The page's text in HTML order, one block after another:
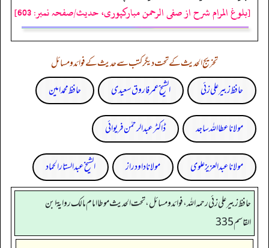
[بلوغ المرام شرح از صفی الرحمن مبارکپوری، حدیث/صفحہ نمبر: 603]
تخریج الحدیث کے تحت دیگر کتب سے حدیث کے فوائد و مسائل
حافظ زبیر علی زئی
الشیخ عمر فاروق سعیدی حافظ محمد امین
مولانا عطا اللہ ساجد ڈاکٹر عبدالرحمٰن فریوائی
مولانا عبد العزیز علوی مولانا داود راز الشیخ عبدالستار الحماد
حافظ زبير على زئي رحمه الله، فوائد و مسائل، تحت الحديث موطا امام مالك رواية ابن
القاسم 335